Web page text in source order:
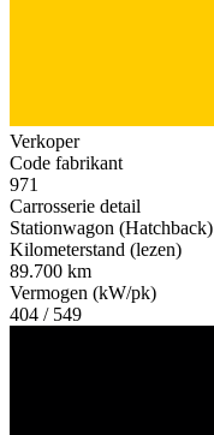
Verkoper
Code fabrikant
971
Carrosserie detail
Stationwagon (Hatchback)
Kilometerstand (lezen)
89.700 km
Vermogen (kW/pk)
404 / 549